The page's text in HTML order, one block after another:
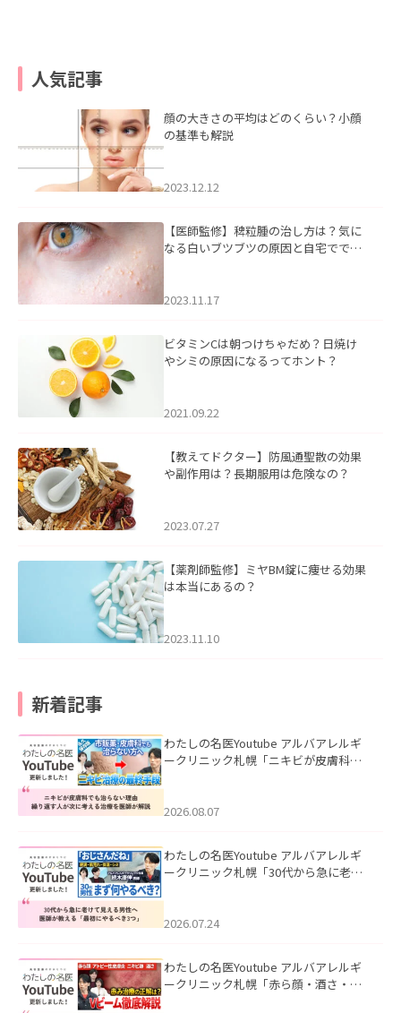
人気記事
顔の大きさの平均はどのくらい？小顔
の基準も解説
2023.12.12
【医師監修】稗粒腫の治し方は？気に
なる白いブツブツの原因と自宅ででき
2023.11.17
ビタミンCは朝つけちゃだめ？日焼け
やシミの原因になるってホント？
2021.09.22
【教えてドクター】防風通聖散の効果
や副作用は？長期服用は危険なの？
2023.07.27
【薬剤師監修】ミヤBM錠に痩せる効果
は本当にあるの？
2023.11.10
新着記事
わたしの名医Youtube アルバアレルギ
ークリニック札幌「ニキビが皮膚科で
ました。
2026.08.07
わたしの名医Youtube アルバアレルギ
ークリニック札幌「30代から急に老け
た。
2026.07.24
わたしの名医Youtube アルバアレルギ
ークリニック札幌「赤ら顔・酒さ・ニ